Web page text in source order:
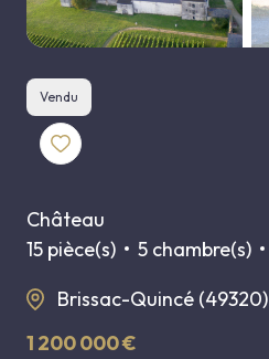
Vendu
Château
15 pièce(s)
5 chambre(s)
Brissac-Quincé (49320)
1 200 000 €